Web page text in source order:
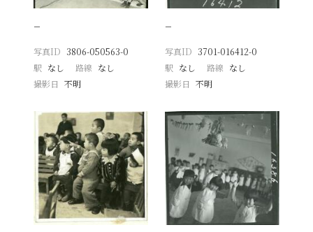
−
写真ID 3806-050563-0
駅 なし 路線 なし
撮影日
不明
−
写真ID 3701-016412-0
駅 なし 路線 なし
撮影日 不明